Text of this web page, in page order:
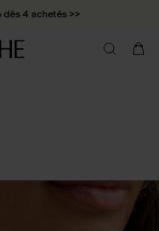
dès 4 achetés >>